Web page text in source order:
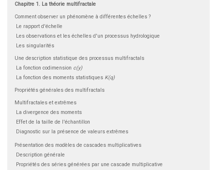
Chapitre 1. La théorie multifractale
Comment observer un phénomène à différentes échelles ?
Le rapport d'échelle
Les observations et les échelles d'un processus hydrologique
Les singularités
Une description statistique des processus multifractals
La fonction codimension c(y)
La fonction des moments statistiques K(q)
Propriétés générales des multifractals
Multifractales et extrêmes
La divergence des moments
Effet de la taille de l'échantillon
Diagnostic sur la présence de valeurs extrêmes
Présentation des modèles de cascades multiplicatives
Description générale
Propriétés des séries générées par une cascade multiplicative